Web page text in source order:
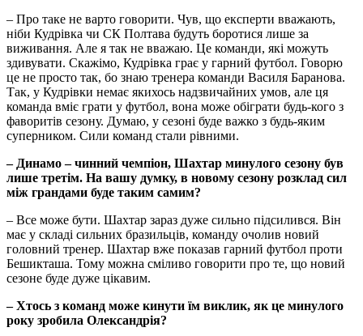
– Про таке не варто говорити. Чув, що експерти вважають,
ніби Кудрівка чи СК Полтава будуть боротися лише за
виживання. Але я так не вважаю. Це команди, які можуть
здивувати. Скажімо, Кудрівка грає у гарний футбол. Говорю
це не просто так, бо знаю тренера команди Василя Баранова.
Так, у Кудрівки немає якихось надзвичайних умов, але ця
команда вміє грати у футбол, вона може обіграти будь-кого з
фаворитів сезону. Думаю, у сезоні буде важко з будь-яким
суперником. Сили команд стали рівними.
–​​​​​​​ Динамо –​​​​​​​ чинний чемпіон, Шахтар минулого сезону був
лише третім. На вашу думку, в новому сезону розклад сил
між грандами буде таким самим?
– Все може бути. Шахтар зараз дуже сильно підсилився. Він
має у складі сильних бразильців, команду очолив новий
головний тренер. Шахтар вже показав гарний футбол проти
Бешикташа. Тому можна сміливо говорити про те, що новий
сезоне буде дуже цікавим.
–​​​​​​​ Хтось з команд може кинути їм виклик, як це минулого
року зробила Олександрія?